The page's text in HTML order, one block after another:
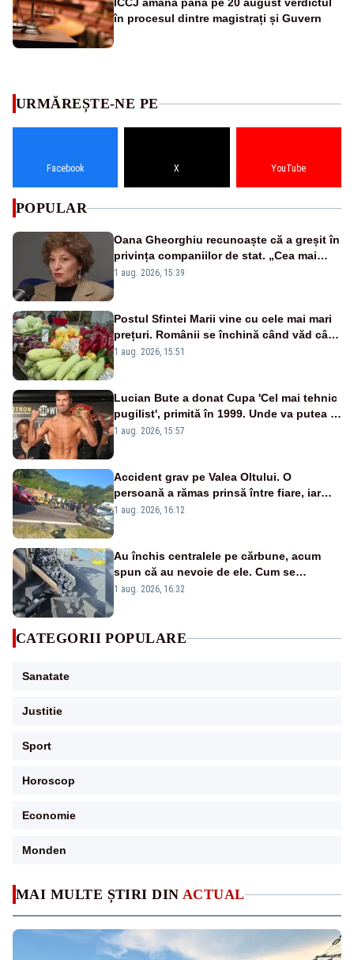
în procesul dintre magistrați și Guvern
MAI MULTE ȘTIRI DIN ACTUAL
URMĂREȘTE-NE PE
Facebook X YouTube
POPULAR
Oana Gheorghiu recunoaște că a greșit în
privința companiilor de stat. „Cea mai
mare tâmpenie a fost că eu am crezut că
1 aug. 2026, 15:39
Postul Sfintei Marii vine cu cele mai mari
prețuri. Românii se închină când văd cât
costă mâncarea de zi cu zi
1 aug. 2026, 15:51
Lucian Bute a donat Cupa 'Cel mai tehnic
pugilist', primită în 1999. Unde va putea fi
admirat trofeul
1 aug. 2026, 15:57
Accident grav pe Valea Oltului. O
persoană a rămas prinsă între fiare, iar
alta a fost aruncată pe carosabil
1 aug. 2026, 16:12
Au închis centralele pe cărbune, acum
spun că au nevoie de ele. Cum se
pasează vina în plină criză energetică
1 aug. 2026, 16:32
CATEGORII POPULARE
Sanatate
Justitie
Sport
Horoscop
Economie
Monden